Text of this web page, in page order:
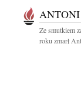
Ze smutkiem
roku zmarł